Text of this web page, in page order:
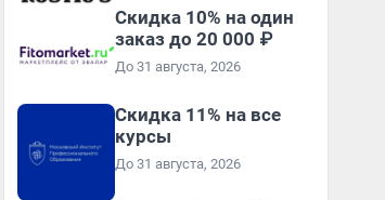
Скидка 10% на один
заказ до 20 000 ₽
До 31 августа, 2026
Скидка 11% на все
курсы
До 31 августа, 2026